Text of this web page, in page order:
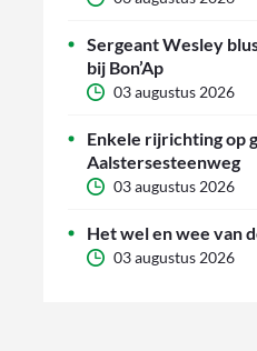
Sergeant Wesley
bij Bon’Ap
03 augustus 2026
Enkele rijrichting op
Aalstersesteenweg
03 augustus 2026
Het wel en wee van
03 augustus 2026